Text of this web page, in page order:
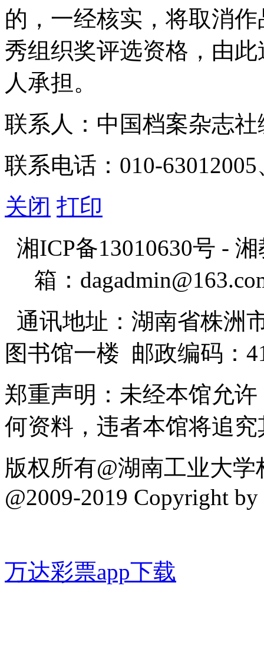
的，一经核实，将取消
秀组织奖评选资格，
人承担。
联系人：中国档案杂志社编
联系电话：010-
关闭 打印
湘ICP备13010630号 -
箱：
通讯地址：湖南省株洲
图书馆一楼 邮政编码：
郑重声明：未经本馆允许
何资料，违者本馆将追究
版权所有@湖南工业大学
@2009-2019 Copyright
万达彩票app下载